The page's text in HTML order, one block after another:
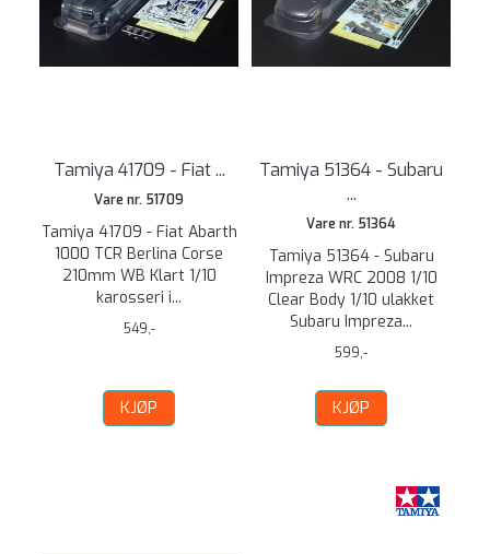
Tamiya 41709 - Fiat ...
Vare nr. 51709
Tamiya 41709 - Fiat Abarth
1000 TCR Berlina Corse
210mm WB Klart 1/10
karosseri i...
549,-
KJØP
Tamiya 51364 - Subaru
...
Vare nr. 51364
Tamiya 51364 - Subaru
Impreza WRC 2008 1/10
Clear Body 1/10 ulakket
Subaru Impreza...
599,-
KJØP